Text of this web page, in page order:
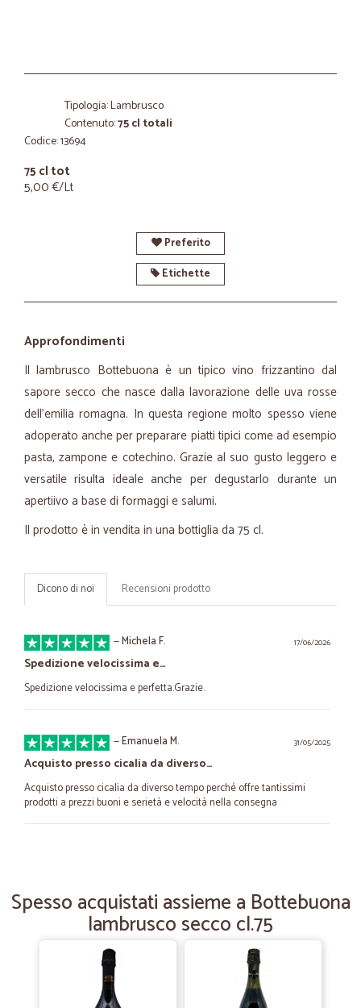
Tipologia: Lambrusco
Contenuto:75 cl totali
Codice: 13694
75 cl tot
5,00 €/Lt
Preferito
Etichette
Approfondimenti
Il lambrusco Bottebuona è un tipico vino frizzantino dal
sapore secco che nasce dalla lavorazione delle uva rosse
dell'emilia romagna. In questa regione molto spesso viene
adoperato anche per preparare piatti tipici come ad esempio
pasta, zampone e cotechino. Grazie al suo gusto leggero e
versatile risulta ideale anche per degustarlo durante un
apertiivo a base di formaggi e salumi.
Il prodotto è in vendita in una bottiglia da 75 cl.
Dicono di noi Recensioni prodotto
17/06/2026
—Michela F.
Spedizione velocissima e…
Spedizione velocissima e perfetta.Grazie.
31/05/2025
—Emanuela M.
Acquisto presso cicalia da diverso…
Acquisto presso cicalia da diverso tempo perché offre tantissimi
prodotti a prezzi buoni e serietà e velocità nella consegna
Tutto ok e spedizione veloce
—
Cercavo questo prodotto ma tanto è finalmente l ho trovato. Anche
Spesso acquistati assieme a Bottebuona
lambrusco secco cl.75